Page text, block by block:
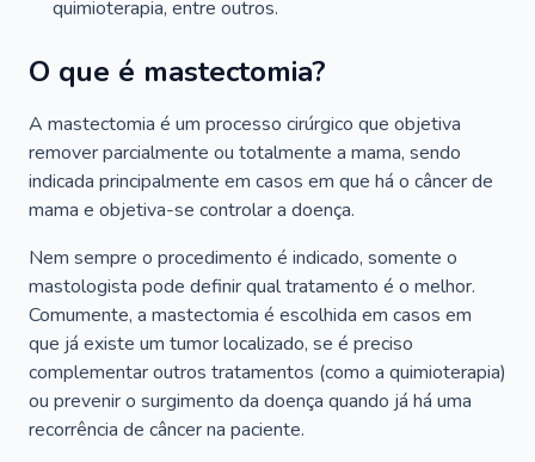
quimioterapia, entre outros.
O que é mastectomia?
A mastectomia é um processo cirúrgico que objetiva
remover parcialmente ou totalmente a mama, sendo
indicada principalmente em casos em que há o câncer de
mama e objetiva-se controlar a doença.
Nem sempre o procedimento é indicado, somente o
mastologista pode definir qual tratamento é o melhor.
Comumente, a mastectomia é escolhida em casos em
que já existe um tumor localizado, se é preciso
complementar outros tratamentos (como a quimioterapia)
ou prevenir o surgimento da doença quando já há uma
recorrência de câncer na paciente.